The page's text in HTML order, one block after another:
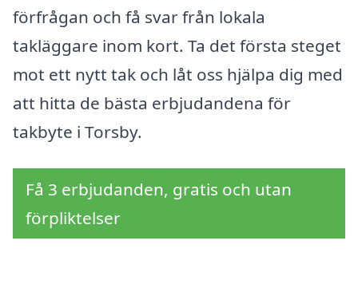
förfrågan och få svar från lokala
takläggare inom kort. Ta det första steget
mot ett nytt tak och låt oss hjälpa dig med
att hitta de bästa erbjudandena för
takbyte i Torsby.
Få 3 erbjudanden, gratis och utan
förpliktelser